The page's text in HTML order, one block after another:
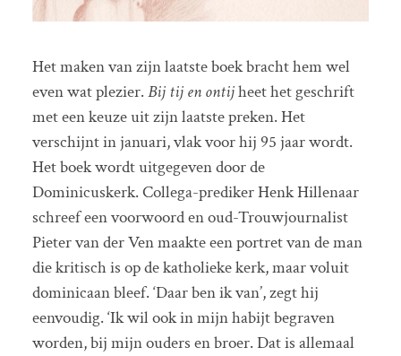
Het maken van zijn laatste boek bracht hem wel
even wat plezier.Bij tij en ontijheet het geschrift
met een keuze uit zijn laatste preken. Het
verschijnt in januari, vlak voor hij 95 jaar wordt.
Het boek wordt uitgegeven door de
Dominicuskerk. Collega-prediker Henk Hillenaar
schreef een voorwoord en oud-Trouwjournalist
Pieter van der Ven maakte een portret van de man
die kritisch is op de katholieke kerk, maar voluit
dominicaan bleef. ‘Daar ben ik van’, zegt hij
eenvoudig. ‘Ik wil ook in mijn habijt begraven
worden, bij mijn ouders en broer. Dat is allemaal